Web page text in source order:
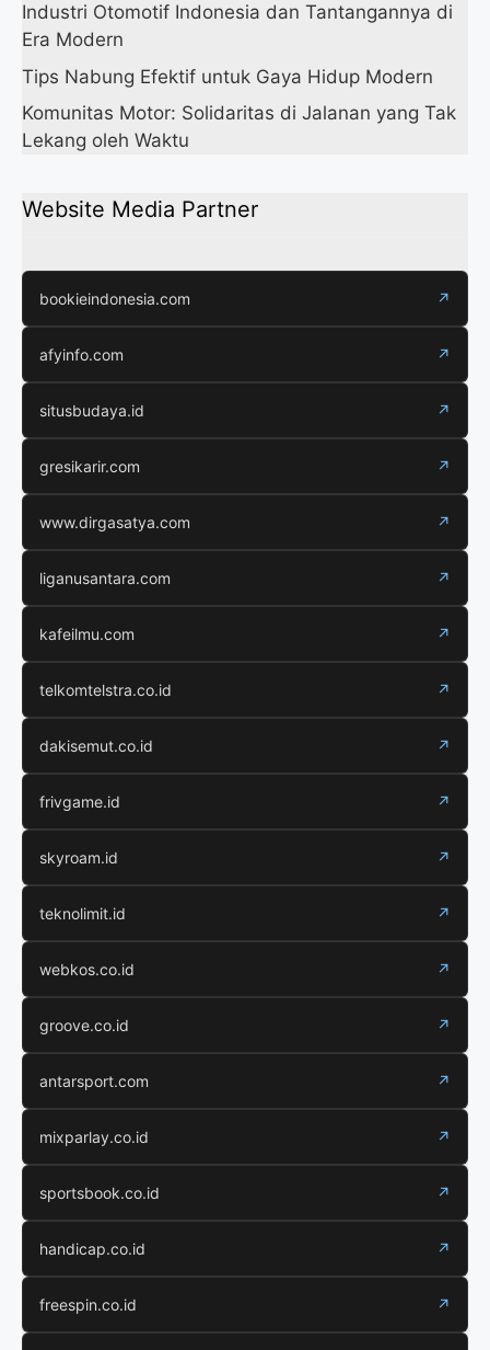
Industri Otomotif Indonesia dan Tantangannya di
Era Modern
Tips Nabung Efektif untuk Gaya Hidup Modern
Komunitas Motor: Solidaritas di Jalanan yang Tak
Lekang oleh Waktu
Website Media Partner
bookieindonesia.com ↗
afyinfo.com ↗
situsbudaya.id ↗
gresikarir.com ↗
www.dirgasatya.com ↗
liganusantara.com ↗
kafeilmu.com ↗
telkomtelstra.co.id ↗
dakisemut.co.id ↗
frivgame.id ↗
skyroam.id ↗
teknolimit.id ↗
webkos.co.id ↗
groove.co.id ↗
antarsport.com ↗
mixparlay.co.id ↗
sportsbook.co.id ↗
handicap.co.id ↗
freespin.co.id ↗